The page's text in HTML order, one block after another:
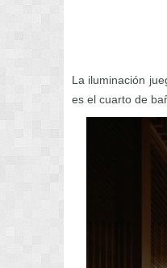
La iluminación
es el cuarto de